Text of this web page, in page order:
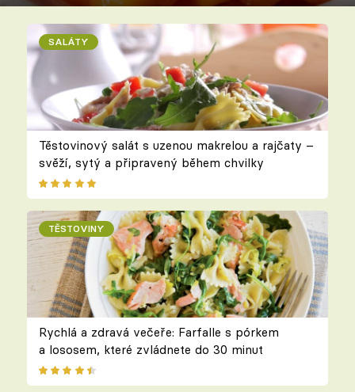
SALÁTY
Těstovinový salát s uzenou makrelou a rajčaty –
svěží, sytý a připravený během chvilky
TĚSTOVINY
Rychlá a zdravá večeře: Farfalle s pórkem
a lososem, které zvládnete do 30 minut